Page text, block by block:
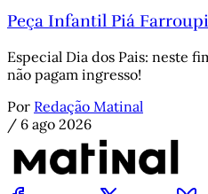
Peça Infantil Piá
Especial Dia dos Pais: neste
não pagam ingresso!
Por Redação Matinal
/ 6 ago 2026